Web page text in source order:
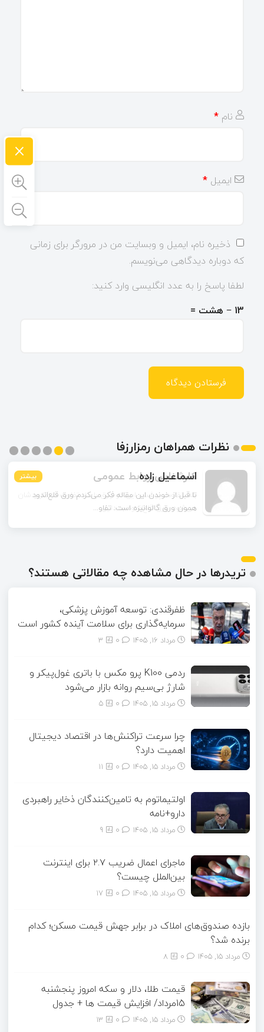
نام *
ایمیل *
ذخیره نام، ایمیل و وبسایت من در مرورگر برای زمانی
که دوباره دیدگاهی می‌نویسم.
لطفا پاسخ را به عدد انگلیسی وارد کنید:
13 − هشت =
نظرات همراهان رمزارزفا
بیشتر اسماعیل زاده بیشتر
تا قبل از خوندن این مقاله فکر می‌کردم ورق قلع‌اندود
همون ورق گالوانیزه است. تفاو...
بیشتر
بیشتر
بیشتر
بیشتر
تریدرها در حال مشاهده چه مقالاتی هستند؟
ظفرقندی: توسعه آموزش پزشکی،
سرمایه‌گذاری برای سلامت آینده کشور است
مرداد ۱۶, ۱۴۰۵ 3
ردمی K100 پرو مکس با باتری غول‌پیکر و
شارژ بی‌سیم روانه بازار می‌شود
مرداد ۱۵, ۱۴۰۵ 5
چرا سرعت تراکنش‌ها در اقتصاد دیجیتال
اهمیت دارد؟
مرداد ۱۵, ۱۴۰۵ 11
اولتیماتوم به تامین‌کنندگان ذخایر راهبردی
دارو+نامه
مرداد ۱۵, ۱۴۰۵ 9
ماجرای اعمال ضریب ۲.۷ برای اینترنت
بین‌الملل چیست؟
مرداد ۱۵, ۱۴۰۵ 17
بازده صندوق‌های املاک در برابر جهش قیمت مسکن؛ کدام
برنده شد؟
مرداد ۱۵, ۱۴۰۵ 8
قیمت طلا، دلار و سکه امروز پنجشنبه
15مرداد/ افزایش قیمت ها + جدول
مرداد ۱۵, ۱۴۰۵ 13
×